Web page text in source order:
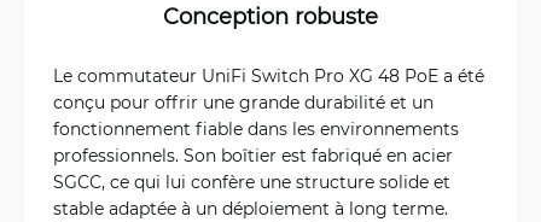
Conception robuste
Le commutateur UniFi Switch Pro XG 48 PoE a été
conçu pour offrir une grande durabilité et un
fonctionnement fiable dans les environnements
professionnels. Son boîtier est fabriqué en acier
SGCC, ce qui lui confère une structure solide et
stable adaptée à un déploiement à long terme.